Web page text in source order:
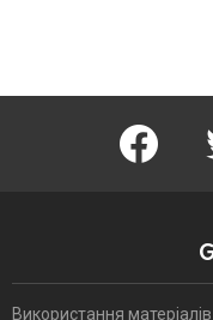
facebook
Використання